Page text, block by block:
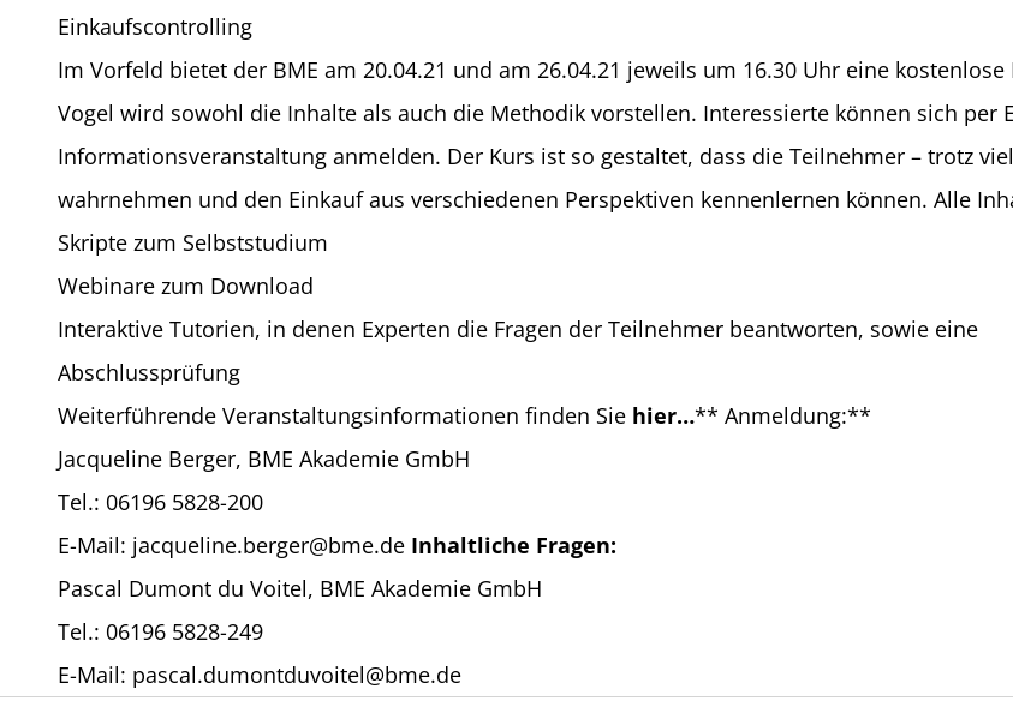
Einkaufscontrolling
Im Vorfeld bietet der BME am 20.04.21 und am 26.04.21 jeweils um 16.30 Uhr eine
Vogel wird sowohl die Inhalte als auch die Methodik vorstellen. Interessierte können sich per
Informationsveranstaltung anmelden. Der Kurs ist so gestaltet, dass die Teilnehmer – trotz
wahrnehmen und den Einkauf aus verschiedenen Perspektiven kennenlernen können. Alle
Skripte zum Selbststudium
Webinare zum Download
Interaktive Tutorien, in denen Experten die Fragen der Teilnehmer beantworten, sowie eine
Abschlussprüfung
Weiterführende Veranstaltungsinformationen finden Sie hier…** Anmeldung:**
Jacqueline Berger, BME Akademie GmbH
Tel.: 06196 5828-200
E-Mail: jacqueline.berger@bme.de Inhaltliche Fragen:
Pascal Dumont du Voitel, BME Akademie GmbH
Tel.: 06196 5828-249
E-Mail: pascal.dumontduvoitel@bme.de